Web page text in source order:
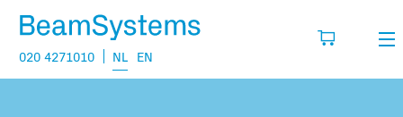
020 4271010 NL EN